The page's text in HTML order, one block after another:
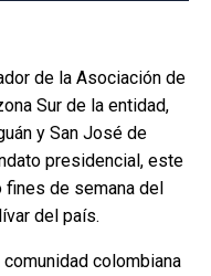
de la Asociación de
Sur de la entidad,
y San José de
presidencial, este
de semana del
del país.
colombiana